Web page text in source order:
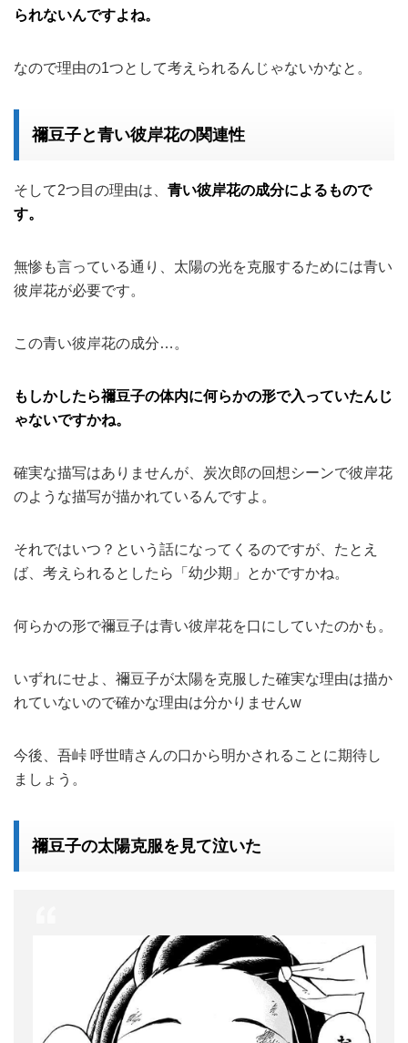
られないんですよね。
なので理由の1つとして考えられるんじゃないかなと。
禰豆子と青い彼岸花の関連性
そして2つ目の理由は、 青い彼岸花の成分によるもので
す。
無惨も言っている通り、太陽の光を克服するためには青い
彼岸花が必要です。
この青い彼岸花の成分…。
もしかしたら禰豆子の体内に何らかの形で入っていたんじ
ゃないですかね。
確実な描写はありませんが、炭次郎の回想シーンで彼岸花
のような描写が描かれているんですよ。
それではいつ？という話になってくるのですが、たとえ
ば、考えられるとしたら「幼少期」とかですかね。
何らかの形で禰豆子は青い彼岸花を口にしていたのかも。
いずれにせよ、禰豆子が太陽を克服した確実な理由は描か
れていないので確かな理由は分かりませんw
今後、吾峠 呼世晴さんの口から明かされることに期待し
ましょう。
禰豆子の太陽克服を見て泣いた